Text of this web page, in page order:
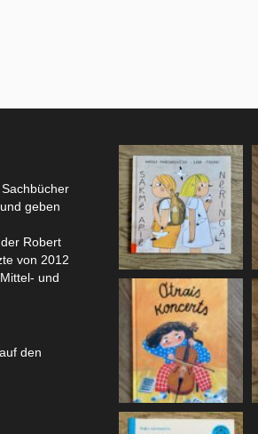
geben
Robert
von 2012
und
den